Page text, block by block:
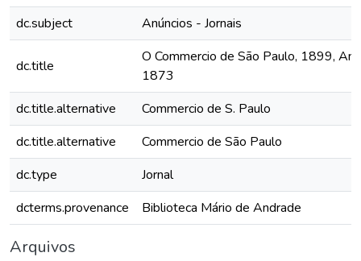
dc.subject
Anúncios - Jornais
dc.title
O Commercio de São Paulo, 1899,
1873
dc.title.alternative
Commercio de S. Paulo
dc.title.alternative
Commercio de São Paulo
dc.type
Jornal
dcterms.provenance
Biblioteca Mário de Andrade
Arquivos